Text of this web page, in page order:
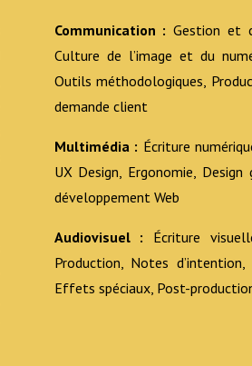
Communication : Gestion et
Culture de l’image et du
Outils méthodologiques,
demande client
Multimédia : Écriture
UX Design, Ergonomie,
développement Web
Audiovisuel : Écriture
Production, Notes
Effets spéciaux, Post-